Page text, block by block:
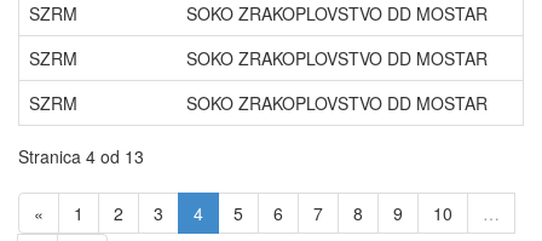
SZRM
SOKO ZRAKOPLOVSTVO DD MOSTAR
SZRM
SOKO ZRAKOPLOVSTVO DD MOSTAR
SZRM
SOKO ZRAKOPLOVSTVO DD MOSTAR
Stranica 4 od 13
« 1 2 3 4 5 6 7 8 9 10
…